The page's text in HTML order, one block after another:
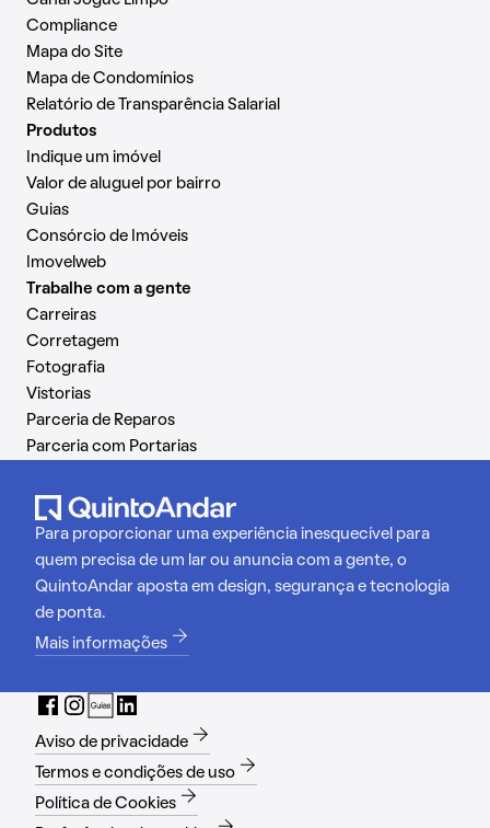
Compliance
Mapa do Site
Mapa de Condomínios
Relatório de Transparência Salarial
Produtos
Indique um imóvel
Valor de aluguel por bairro
Guias
Consórcio de Imóveis
Imovelweb
Trabalhe com a gente
Carreiras
Corretagem
Fotografia
Vistorias
Parceria de Reparos
Parceria com Portarias
Para proporcionar uma experiência inesquecível para
quem precisa de um lar ou anuncia com a gente, o
QuintoAndar aposta em design, segurança e tecnologia
de ponta.
Mais informações
Aviso de privacidade
Termos e condições de uso
Política de Cookies